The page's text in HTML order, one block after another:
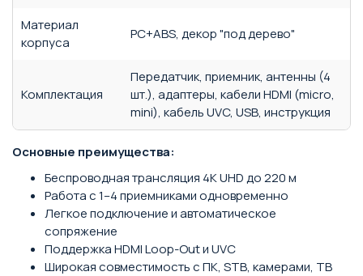
Материал
корпуса
PC+ABS, декор "под дерево"
Комплектация
Передатчик, приемник, антенны (4
шт.), адаптеры, кабели HDMI (micro,
mini), кабель UVC, USB, инструкция
Основные преимущества:
Беспроводная трансляция 4K UHD до 220 м
Работа с 1–4 приемниками одновременно
Легкое подключение и автоматическое
сопряжение
Поддержка HDMI Loop-Out и UVC
Широкая совместимость с ПК, STB, камерами, ТВ